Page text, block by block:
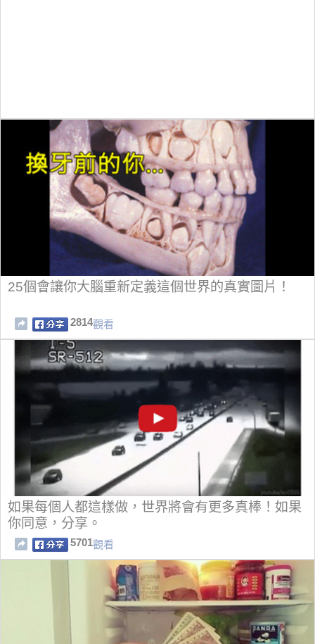
25個會讓你大腦重新定義這個世界的真實圖片！
2814觀看
如果每個人都這樣做，世界將會有更多真棒！如果
你同意，分享。
5701觀看